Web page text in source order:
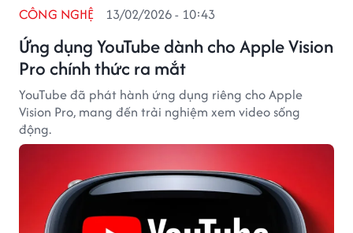
Ứng dụng YouTube dành cho Apple Vision
Pro chính thức ra mắt
CÔNG NGHỆ 13/02/2026 - 10:43
YouTube đã phát hành ứng dụng riêng cho Apple
Vision Pro, mang đến trải nghiệm xem video sống
động.